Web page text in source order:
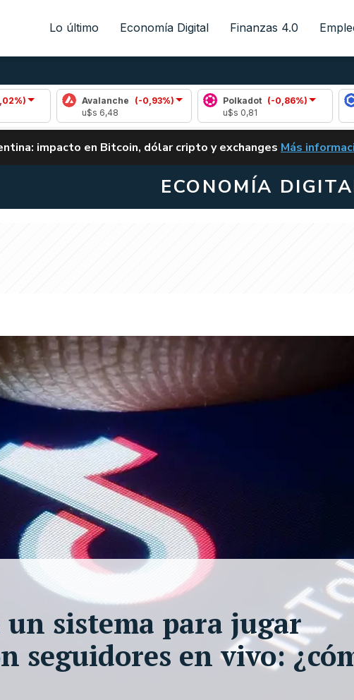
Lo último Economía Digital Finanzas 4.0
Avalanche (-0,93%)
Polkadot (-0,86%)
impacto en Bitcoin, dólar cripto y exchanges CLARITY
Más
ECONOMÍA
sistema para jugar
seguidores en vivo: